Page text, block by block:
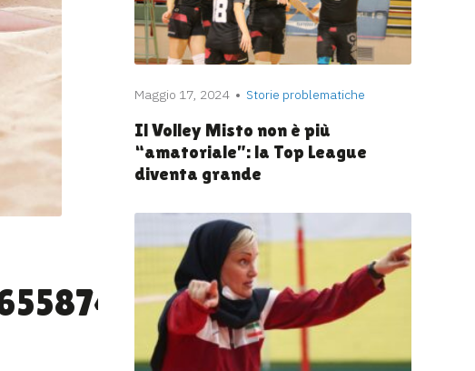
Maggio 17, 2024 Storie problematiche
Il Volley Misto non è più
“amatoriale”: la Top League
diventa grande